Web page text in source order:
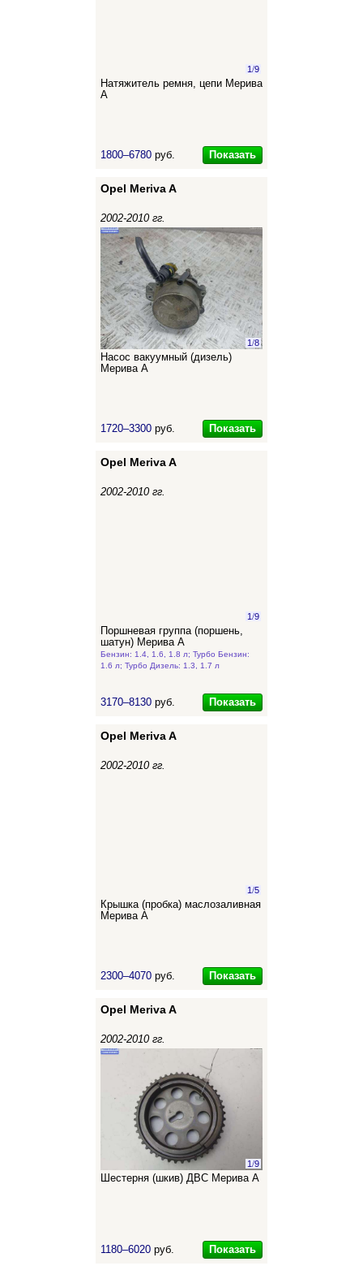
1/9
Натяжитель ремня, цепи Мерива
А
1800–6780 руб. Показать
Opel Meriva A
2002-2010 гг.
1/8
Насос вакуумный (дизель)
Мерива А
1720–3300 руб. Показать
Opel Meriva A
2002-2010 гг.
1/9
Поршневая группа (поршень,
шатун) Мерива А
Бензин: 1.4, 1.6, 1.8 л; Турбо Бензин:
1.6 л; Турбо Дизель: 1.3, 1.7 л
3170–8130 руб. Показать
Opel Meriva A
2002-2010 гг.
1/5
Крышка (пробка) маслозаливная
Мерива А
2300–4070 руб. Показать
Opel Meriva A
2002-2010 гг.
1/9
Шестерня (шкив) ДВС Мерива А
1180–6020 руб. Показать